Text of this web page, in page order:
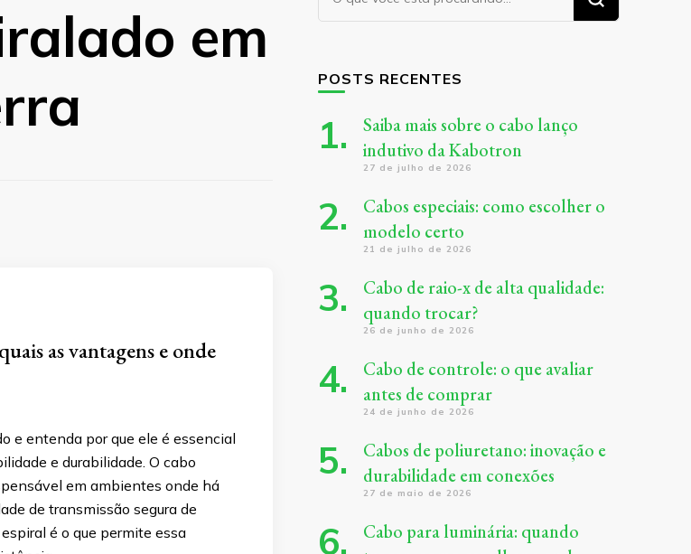
em
as vantagens e onde
e entenda por que ele é essencial
e durabilidade. O cabo
em ambientes onde há
de transmissão segura de
é o que permite essa
algo?
POSTS RECENTES
Saiba mais sobre o cabo lanço
indutivo da Kabotron
27 de julho de 2026
Cabos especiais: como escolher o
modelo certo
21 de julho de 2026
Cabo de raio-x de alta qualidade:
quando trocar?
26 de junho de 2026
Cabo de controle: o que avaliar
antes de comprar
24 de junho de 2026
Cabos de poliuretano: inovação e
durabilidade em conexões
27 de maio de 2026
Cabo para luminária: quando